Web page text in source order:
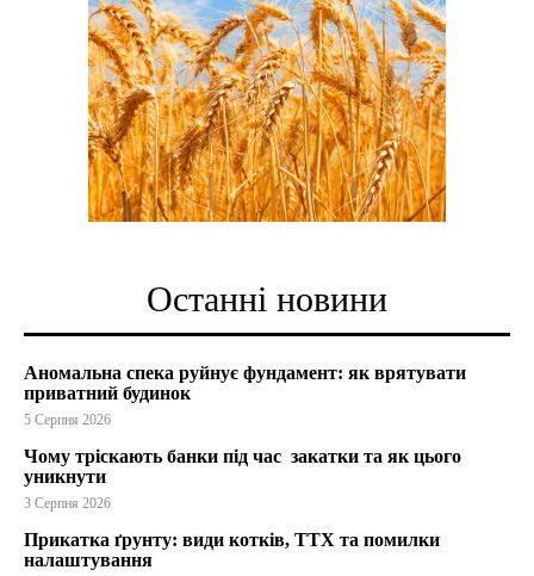
Останні новини
Аномальна спека руйнує фундамент: як врятувати
приватний будинок
5 Серпня 2026
Чому тріскають банки під час закатки та як цього
уникнути
3 Серпня 2026
Прикатка ґрунту: види котків, ТТХ та помилки
налаштування